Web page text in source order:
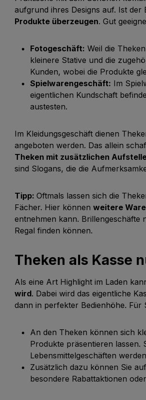
aufgrund ihres Designs auf. Ist der
Produkte überzeugen. Gut
Fotogeschäft: Weil die
kleinere Stative und die
Kunden, wobei die Produkte
Spielwarengeschäft: Im
eigentlichen Kundschaft
austesten.
Im Kleidungsgeschäft dienen
angeboten werden. Das allein
Theken mit zusätzlichen
sind Slogans, die die
Tipp: Oftmals lassen sich die
Fächer. Hier können weitere
entnehmen kann. Brillengeschäfte
Regal finden können.
Theken als Kasse
Als eine Art Highlight im Laden
wird. Dabei wird das eigentliche
dann in perfekter Bedienhöhe. Für
An den Theken können sich
Produkte präsentieren lassen.
Lebensmittelgeschäften
Zusätzlich dazu können Sie
besondere Rabattaktionen